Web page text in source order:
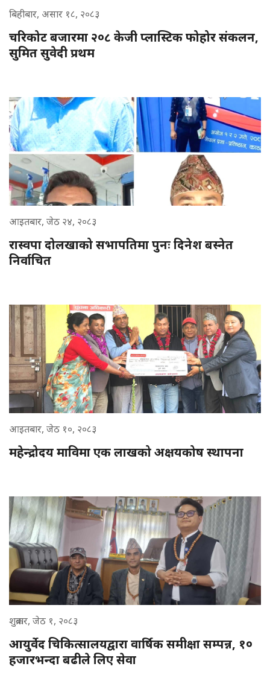
बिहीबार, असार १८, २०८३
चरिकोट बजारमा २०८ केजी प्लास्टिक फोहोर संकलन,
सुमित सुवेदी प्रथम
आइतबार, जेठ २४, २०८३
रास्वपा दोलखाको सभापतिमा पुनः दिनेश बस्नेत
निर्वाचित
आइतबार, जेठ १०, २०८३
महेन्द्रोदय माविमा एक लाखको अक्षयकोष स्थापना
शुक्रबार, जेठ १, २०८३
आयुर्वेद चिकित्सालयद्वारा वार्षिक समीक्षा सम्पन्न, १०
हजारभन्दा बढीले लिए सेवा